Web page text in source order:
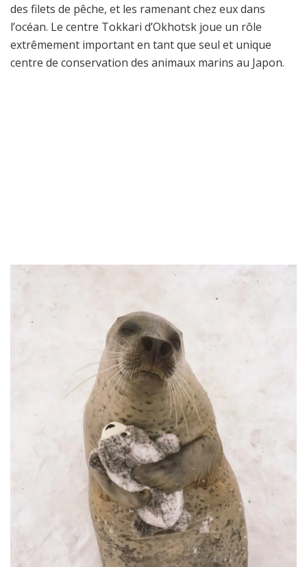
des filets de pêche, et les ramenant chez eux dans
l’océan. Le centre Tokkari d’Okhotsk joue un rôle
extrêmement important en tant que seul et unique
centre de conservation des animaux marins au Japon.